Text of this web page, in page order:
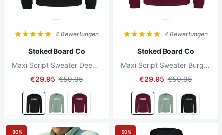
4 Bewertungen
Stoked Board Co
Maxi Script Sweater Deep Black
€29.95 €59.95
4 Bewertungen
Stoked Board Co
Maxi Script Sweater Burgundy
€29.95 €59.95
-80% -50%